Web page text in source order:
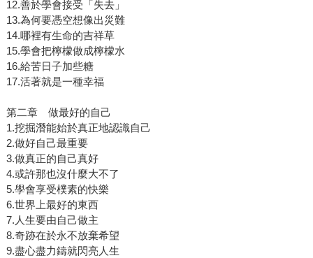
12.善於學會接受「失去」
13.為何要憑空想像出災難
14.哪裡有生命的吉祥草
15.學會把檸檬做成檸檬水
16.給苦日子加些糖
17.活著就是一種幸福
第二章 做最好的自己
1.挖掘潛能始於真正地認識自己
2.做好自己最重要
3.做真正的自己真好
4.或許那也沒什麼大不了
5.學會享受樸素的快樂
6.世界上最好的東西
7.人生要由自己做主
8.奇跡在於永不放棄希望
9.盡心盡力鑄就閃亮人生